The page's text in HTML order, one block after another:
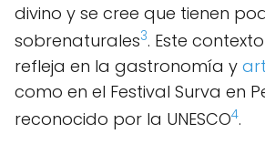
divino y se cree que tienen
sobrenaturales3. Este
refleja en la gastronomía y
como en el Festival Surva en
reconocido por la UNESCO4.